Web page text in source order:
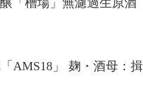
「槽場」無濾過生原酒
AMS18」 麹・酒母：